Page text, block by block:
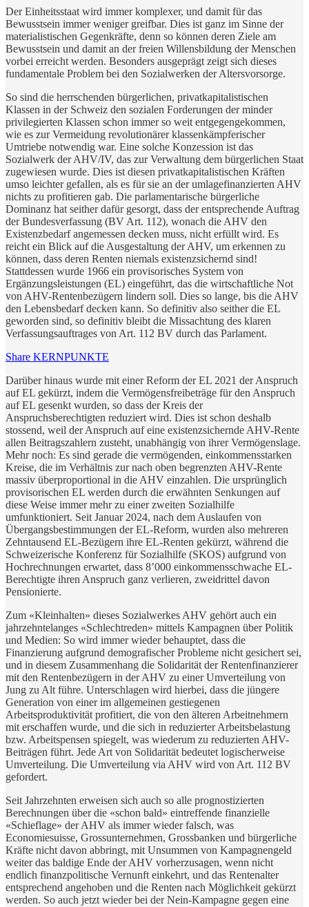
Der Einheitsstaat wird immer komplexer, und damit für das
Bewusstsein immer weniger greifbar. Dies ist ganz im Sinne der
materialistischen Gegenkräfte, denn so können deren Ziele am
Bewusstsein und damit an der freien Willensbildung der Menschen
vorbei erreicht werden. Besonders ausgeprägt zeigt sich dieses
fundamentale Problem bei den Sozialwerken der Altersvorsorge.
So sind die herrschenden bürgerlichen, privatkapitalistischen
Klassen in der Schweiz den sozialen Forderungen der minder
privilegierten Klassen schon immer so weit entgegengekommen,
wie es zur Vermeidung revolutionärer klassenkämpferischer
Umtriebe notwendig war. Eine solche Konzession ist das
Sozialwerk der AHV/IV, das zur Verwaltung dem bürgerlichen Staat
zugewiesen wurde. Dies ist diesen privatkapitalistischen Kräften
umso leichter gefallen, als es für sie an der umlagefinanzierten AHV
nichts zu profitieren gab. Die parlamentarische bürgerliche
Dominanz hat seither dafür gesorgt, dass der entsprechende Auftrag
der Bundesverfassung (BV Art. 112), wonach die AHV den
Existenzbedarf angemessen decken muss, nicht erfüllt wird. Es
reicht ein Blick auf die Ausgestaltung der AHV, um erkennen zu
können, dass deren Renten niemals existenzsichernd sind!
Stattdessen wurde 1966 ein provisorisches System von
Ergänzungsleistungen (EL) eingeführt, das die wirtschaftliche Not
von AHV-Rentenbezügern lindern soll. Dies so lange, bis die AHV
den Lebensbedarf decken kann. So definitiv also seither die EL
geworden sind, so definitiv bleibt die Missachtung des klaren
Verfassungsauftrages von Art. 112 BV durch das Parlament.
Share KERNPUNKTE
Darüber hinaus wurde mit einer Reform der EL 2021 der Anspruch
auf EL gekürzt, indem die Vermögensfreibeträge für den Anspruch
auf EL gesenkt wurden, so dass der Kreis der
Anspruchsberechtigten reduziert wird. Dies ist schon deshalb
stossend, weil der Anspruch auf eine existenzsichernde AHV-Rente
allen Beitragszahlern zusteht, unabhängig von ihrer Vermögenslage.
Mehr noch: Es sind gerade die vermögenden, einkommensstarken
Kreise, die im Verhältnis zur nach oben begrenzten AHV-Rente
massiv überproportional in die AHV einzahlen. Die ursprünglich
provisorischen EL werden durch die erwähnten Senkungen auf
diese Weise immer mehr zu einer zweiten Sozialhilfe
umfunktioniert. Seit Januar 2024, nach dem Auslaufen von
Übergangsbestimmungen der EL-Reform, wurden also mehreren
Zehntausend EL-Bezügern ihre EL-Renten gekürzt, während die
Schweizerische Konferenz für Sozialhilfe (SKOS) aufgrund von
Hochrechnungen erwartet, dass 8’000 einkommensschwache EL-
Berechtigte ihren Anspruch ganz verlieren, zweidrittel davon
Pensionierte.
Zum «Kleinhalten» dieses Sozialwerkes AHV gehört auch ein
jahrzehntelanges «Schlechtreden» mittels Kampagnen über Politik
und Medien: So wird immer wieder behauptet, dass die
Finanzierung aufgrund demografischer Probleme nicht gesichert sei,
und in diesem Zusammenhang die Solidarität der Rentenfinanzierer
mit den Rentenbezügern in der AHV zu einer Umverteilung von
Jung zu Alt führe. Unterschlagen wird hierbei, dass die jüngere
Generation von einer im allgemeinen gestiegenen
Arbeitsproduktivität profitiert, die von den älteren Arbeitnehmern
mit erschaffen wurde, und die sich in reduzierter Arbeitsbelastung
bzw. Arbeitspensen spiegelt, was wiederum zu reduzierten AHV-
Beiträgen führt. Jede Art von Solidarität bedeutet logischerweise
Umverteilung. Die Umverteilung via AHV wird von Art. 112 BV
gefordert.
Seit Jahrzehnten erweisen sich auch so alle prognostizierten
Berechnungen über die «schon bald» eintreffende finanzielle
«Schieflage» der AHV als immer wieder falsch, was
Economiesuisse, Grossunternehmen, Grossbanken und bürgerliche
Kräfte nicht davon abbringt, mit Unsummen von Kampagnengeld
weiter das baldige Ende der AHV vorherzusagen, wenn nicht
endlich finanzpolitische Vernunft einkehrt, und das Rentenalter
entsprechend angehoben und die Renten nach Möglichkeit gekürzt
werden. So auch jetzt wieder bei der Nein-Kampagne gegen eine